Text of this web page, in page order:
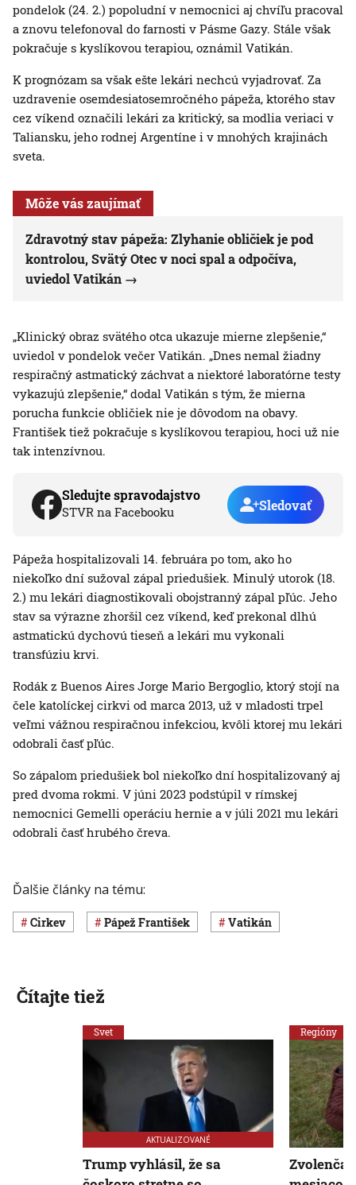
pondelok (24. 2.) popoludní v nemocnici aj chvíľu pracoval
a znovu telefonoval do farnosti v Pásme Gazy. Stále však
pokračuje s kyslíkovou terapiou, oznámil Vatikán.
K prognózam sa však ešte lekári nechcú vyjadrovať. Za
uzdravenie osemdesiatosemročného pápeža, ktorého stav
cez víkend označili lekári za kritický, sa modlia veriaci v
Taliansku, jeho rodnej Argentíne i v mnohých krajinách
sveta.
Môže vás zaujímať
Zdravotný stav pápeža: Zlyhanie obličiek je pod
kontrolou, Svätý Otec v noci spal a odpočíva,
uviedol Vatikán
„Klinický obraz svätého otca ukazuje mierne zlepšenie,“
uviedol v pondelok večer Vatikán. „Dnes nemal žiadny
respiračný astmatický záchvat a niektoré laboratórne testy
vykazujú zlepšenie,“ dodal Vatikán s tým, že mierna
porucha funkcie obličiek nie je dôvodom na obavy.
František tiež pokračuje s kyslíkovou terapiou, hoci už nie
tak intenzívnou.
Sledujte spravodajstvo
STVR na Facebooku Sledovať
Pápeža hospitalizovali 14. februára po tom, ako ho
niekoľko dní sužoval zápal priedušiek. Minulý utorok (18.
2.) mu lekári diagnostikovali obojstranný zápal pľúc. Jeho
stav sa výrazne zhoršil cez víkend, keď prekonal dlhú
astmatickú dychovú tieseň a lekári mu vykonali
transfúziu krvi.
Rodák z Buenos Aires Jorge Mario Bergoglio, ktorý stojí na
čele katolíckej cirkvi od marca 2013, už v mladosti trpel
veľmi vážnou respiračnou infekciou, kvôli ktorej mu lekári
odobrali časť pľúc.
So zápalom priedušiek bol niekoľko dní hospitalizovaný aj
pred dvoma rokmi. V júni 2023 podstúpil v rímskej
nemocnici Gemelli operáciu hernie a v júli 2021 mu lekári
odobrali časť hrubého čreva.
Ďalšie články na tému:
cirkev pápež František Vatikán
Čítajte tiež
Svet
AKTUALIZOVANÉ
Trump vyhlásil, že sa
Regióny